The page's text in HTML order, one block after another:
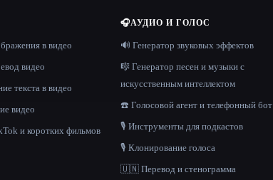
в видео
видео
текста в видео
видео
и коротких фильмов
🎧АУДИО И ГОЛОС
🔊 Генератор звуковых эффектов
🎼 Генератор песен и музыки с
искусственным интеллектом
☎️ Голосовой агент и телефонный бот
🎙️ Инструменты для подкастов
🎙️ Клонирование голоса
🇺🇳 Перевод и стенограмма